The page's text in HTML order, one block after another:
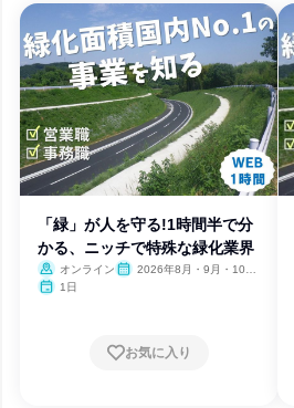
「緑」が人を守る!1時間半で分
かる、ニッチで特殊な緑化業界
オンライン
2026年8月・9月・10
1日
お気に入り